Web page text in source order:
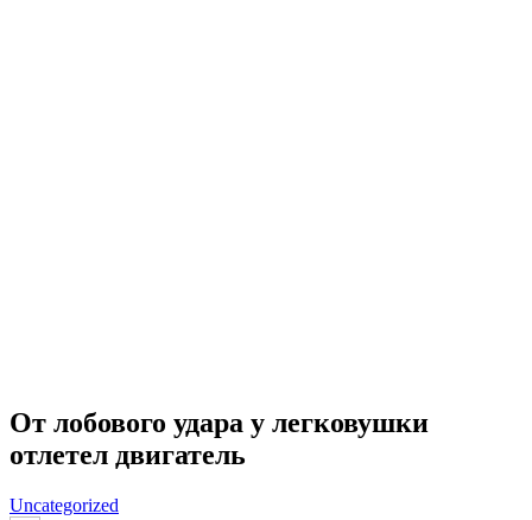
От лобового удара у легковушки
отлетел двигатель
Uncategorized